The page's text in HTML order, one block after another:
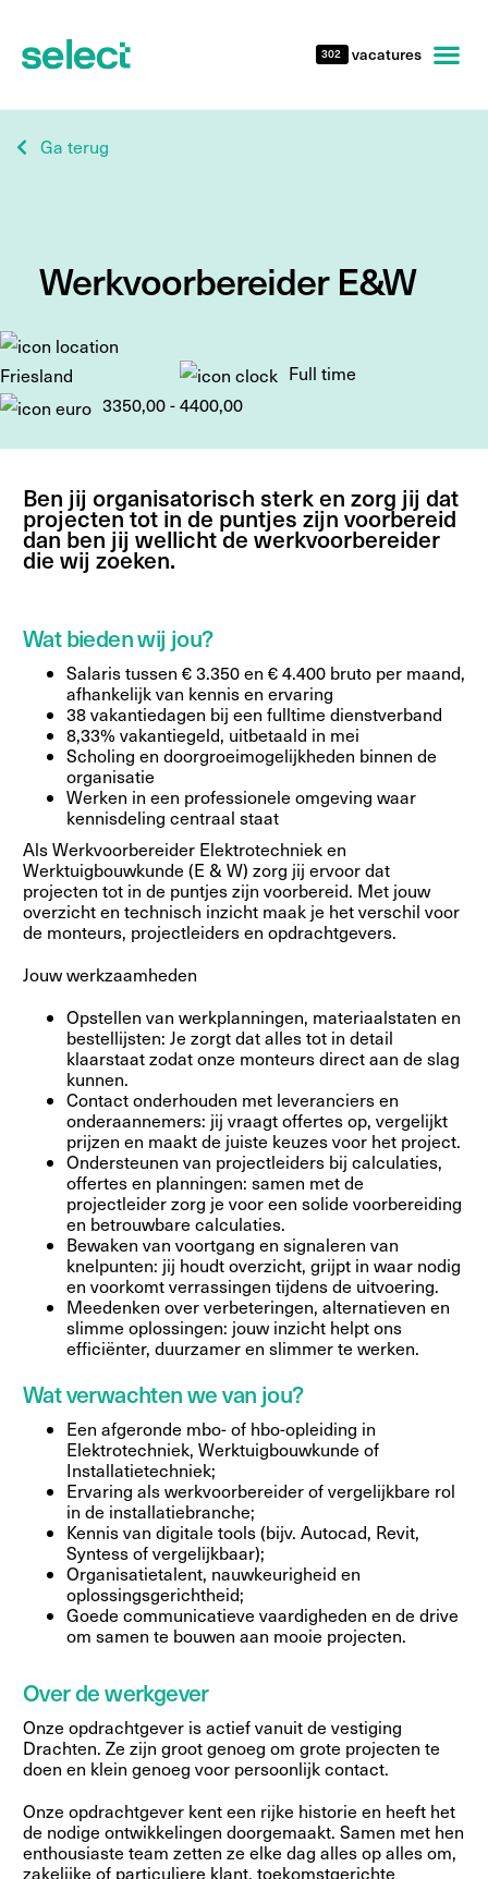
302 vacatures
Ga terug
Werkvoorbereider E&W
Friesland
Full time
3350,00 - 4400,00
Ben jij organisatorisch sterk en zorg jij dat
projecten tot in de puntjes zijn voorbereid
dan ben jij wellicht de werkvoorbereider
die wij zoeken.
Wat bieden wij jou?
Salaris tussen € 3.350 en € 4.400 bruto per maand,
afhankelijk van kennis en ervaring
38 vakantiedagen bij een fulltime dienstverband
8,33% vakantiegeld, uitbetaald in mei
Scholing en doorgroeimogelijkheden binnen de
organisatie
Werken in een professionele omgeving waar
kennisdeling centraal staat
Als Werkvoorbereider Elektrotechniek en
Werktuigbouwkunde (E & W) zorg jij ervoor dat
projecten tot in de puntjes zijn voorbereid. Met jouw
overzicht en technisch inzicht maak je het verschil voor
de monteurs, projectleiders en opdrachtgevers.
Jouw werkzaamheden
Opstellen van werkplanningen, materiaalstaten en
bestellijsten: Je zorgt dat alles tot in detail
klaarstaat zodat onze monteurs direct aan de slag
kunnen.
Contact onderhouden met leveranciers en
onderaannemers: jij vraagt offertes op, vergelijkt
prijzen en maakt de juiste keuzes voor het project.
Ondersteunen van projectleiders bij calculaties,
offertes en planningen: samen met de
projectleider zorg je voor een solide voorbereiding
en betrouwbare calculaties.
Bewaken van voortgang en signaleren van
knelpunten: jij houdt overzicht, grijpt in waar nodig
en voorkomt verrassingen tijdens de uitvoering.
Meedenken over verbeteringen, alternatieven en
slimme oplossingen: jouw inzicht helpt ons
efficiënter, duurzamer en slimmer te werken.
Wat verwachten we van jou?
Een afgeronde mbo- of hbo-opleiding in
Elektrotechniek, Werktuigbouwkunde of
Installatietechniek;
Ervaring als werkvoorbereider of vergelijkbare rol
in de installatiebranche;
Kennis van digitale tools (bijv. Autocad, Revit,
Syntess of vergelijkbaar);
Organisatietalent, nauwkeurigheid en
oplossingsgerichtheid;
Goede communicatieve vaardigheden en de drive
om samen te bouwen aan mooie projecten.
Over de werkgever
Onze opdrachtgever is actief vanuit de vestiging
Drachten. Ze zijn groot genoeg om grote projecten te
doen en klein genoeg voor persoonlijk contact.
Onze opdrachtgever kent een rijke historie en heeft het
de nodige ontwikkelingen doorgemaakt. Samen met hen
enthousiaste team zetten ze elke dag alles op alles om,
zakelijke of particuliere klant, toekomstgerichte